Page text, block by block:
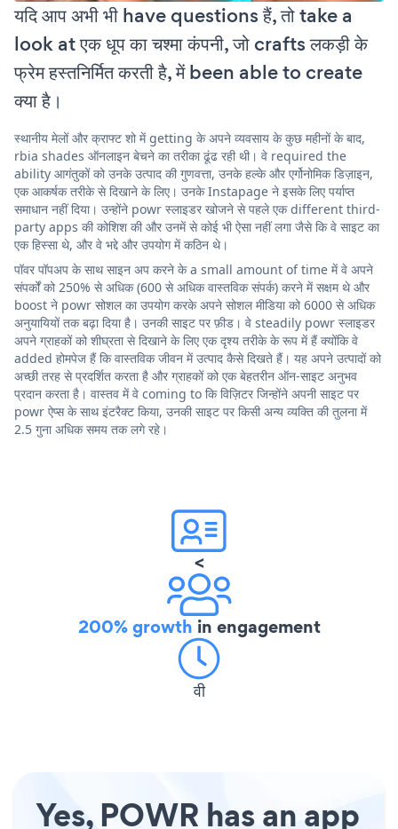
यदि आप अभी भी have questions हैं, तो take a
look at एक धूप का चश्मा कंपनी, जो crafts लकड़ी के
फ्रेम हस्तनिर्मित करती है, में been able to create
क्या है।
स्थानीय मेलों और क्राफ्ट शो में getting के अपने व्यवसाय के कुछ महीनों के बाद,
rbia shades ऑनलाइन बेचने का तरीका ढूंढ रही थी। वे required the
ability आगंतुकों को उनके उत्पाद की गुणवत्ता, उनके हल्के और एर्गोनोमिक डिज़ाइन,
एक आकर्षक तरीके से दिखाने के लिए। उनके Instapage ने इसके लिए पर्याप्त
समाधान नहीं दिया। उन्होंने powr स्लाइडर खोजने से पहले एक different third-
party apps की कोशिश की और उनमें से कोई भी ऐसा नहीं लगा जैसे कि वे साइट का
एक हिस्सा थे, और वे भद्दे और उपयोग में कठिन थे।
पॉवर पॉपअप के साथ साइन अप करने के a small amount of time में वे अपने
संपर्कों को 250% से अधिक (600 से अधिक वास्तविक संपर्क) करने में सक्षम थे और
boost ने powr सोशल का उपयोग करके अपने सोशल मीडिया को 6000 से अधिक
अनुयायियों तक बढ़ा दिया है। उनकी साइट पर फ़ीड। वे steadily powr स्लाइडर
अपने ग्राहकों को शीघ्रता से दिखाने के लिए एक दृश्य तरीके के रूप में हैं क्योंकि वे
added होमपेज हैं कि वास्तविक जीवन में उत्पाद कैसे दिखते हैं। यह अपने उत्पादों को
अच्छी तरह से प्रदर्शित करता है और ग्राहकों को एक बेहतरीन ऑन-साइट अनुभव
प्रदान करता है। वास्तव में वे coming to कि विज़िटर जिन्होंने अपनी साइट पर
powr ऐप्स के साथ इंटरैक्ट किया, उनकी साइट पर किसी अन्य व्यक्ति की तुलना में
2.5 गुना अधिक समय तक लगे रहे।
<
200% growth in engagement
वी
Yes, POWR has an app